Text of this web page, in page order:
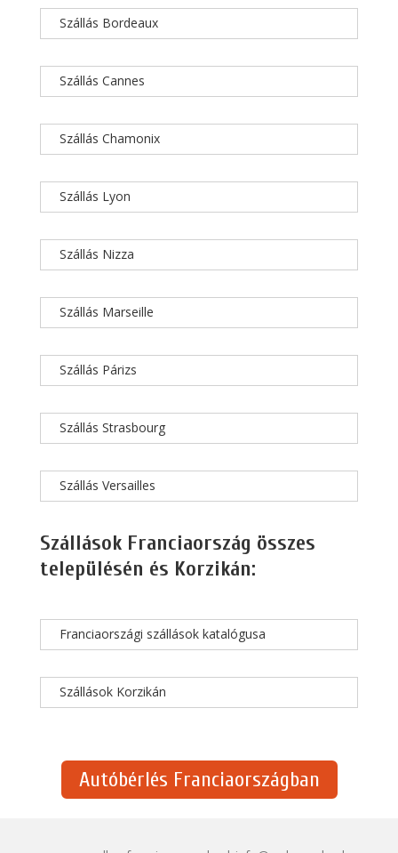
Szállás Bordeaux
Szállás Cannes
Szállás Chamonix
Szállás Lyon
Szállás Nizza
Szállás Marseille
Szállás Párizs
Szállás Strasbourg
Szállás Versailles
Szállások Franciaország összes
településén és Korzikán:
Franciaországi szállások katalógusa
Szállások Korzikán
Autóbérlés Franciaországban